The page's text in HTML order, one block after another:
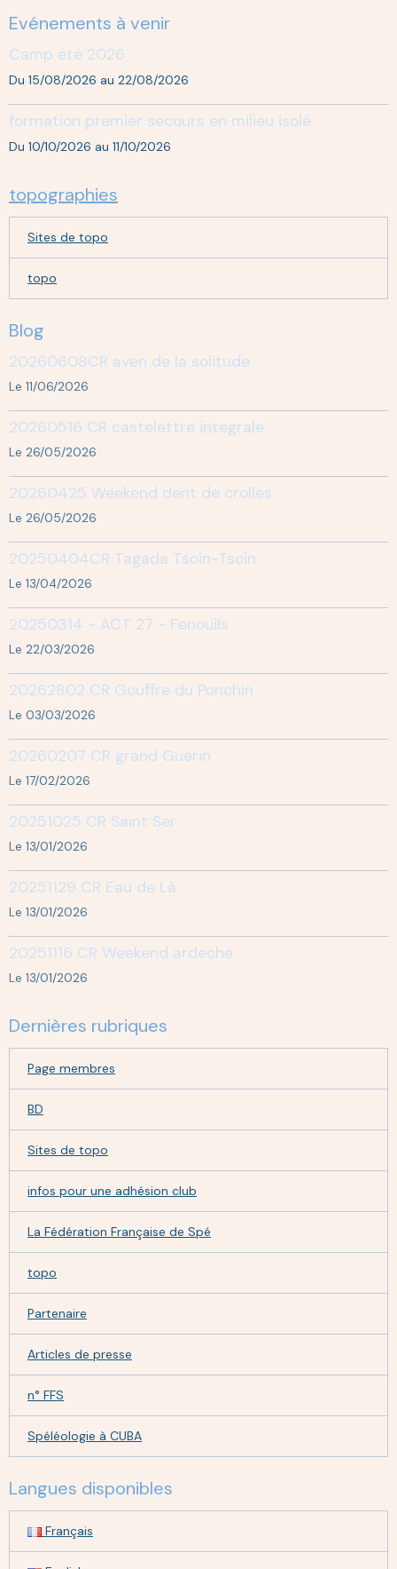
Evénements à venir
Camp été 2026
Du 15/08/2026 au 22/08/2026
formation premier secours en milieu isolé
Du 10/10/2026 au 11/10/2026
topographies
Sites de topo
topo
Blog
20260608CR aven de la solitude
Le 11/06/2026
20260516 CR castelettre integrale
Le 26/05/2026
20260425 Weekend dent de crolles
Le 26/05/2026
20250404CR Tagada Tsoin-Tsoin
Le 13/04/2026
20250314 - ACT 27 - Fenouils
Le 22/03/2026
20262802 CR Gouffre du Ponchin
Le 03/03/2026
20260207 CR grand Guerin
Le 17/02/2026
20251025 CR Saint Ser
Le 13/01/2026
20251129 CR Eau de Là
Le 13/01/2026
20251116 CR Weekend ardeche
Le 13/01/2026
Dernières rubriques
Page membres
BD
Sites de topo
infos pour une adhésion club
La Fédération Française de Spé
topo
Partenaire
Articles de presse
n° FFS
Spéléologie à CUBA
Langues disponibles
Français